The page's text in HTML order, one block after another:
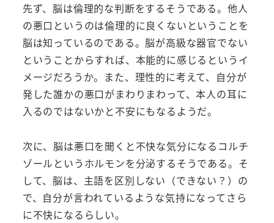
先ず、脳は倫理的な判断をするそうである。他人
の悪口というのは倫理的に良くないということを
脳は知っているのである。脳が高級な器官でない
ということからすれば、本能的に感じるというイ
メージだろうか。また、理性的に考えて、自分が
発した誰かの悪口がまわりまわって、本人の耳に
入るのではないかと不安にもなるようだ。
次に、脳は悪口を聞くと不快な気分になるコルチ
ゾールというホルモンを分泌するそうである。そ
して、脳は、主語を区別しない（できない？）の
で、自分が言われているような気持になってさら
に不快になるらしい。